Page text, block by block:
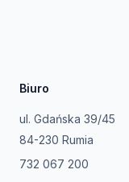
Biuro
ul. Gdańska 39/45
84-230 Rumia
732 067 200